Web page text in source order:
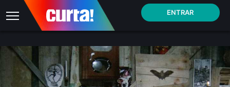
ENTRAR